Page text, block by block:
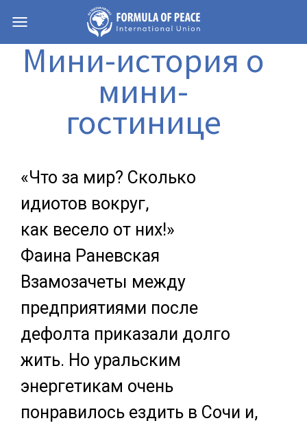
Навигация
Мини-история о
мини-
гостинице
«Что за мир? Сколько
идиотов вокруг,
как весело от них!»
Фаина Раневская
Взамозачеты между
предприятиями после
дефолта приказали долго
жить. Но уральским
энергетикам очень
понравилось ездить в Сочи и,